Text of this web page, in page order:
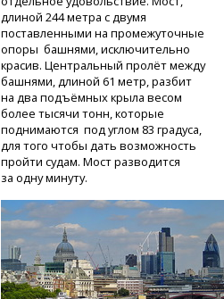
длиной 244 метра с двумя
поставленными на промежуточные
опоры башнями, исключительно
красив. Центральный пролёт между
башнями, длиной 61 метр, разбит
на два подъёмных крыла весом
более тысячи тонн, которые
поднимаются под углом 83 градуса,
для того чтобы дать возможность
пройти судам. Мост разводится
за одну минуту.